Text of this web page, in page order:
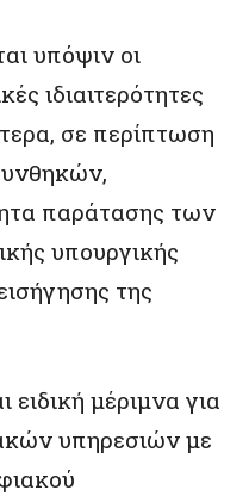
υπόψιν οι
ιδιαιτερότητες
σε περίπτωση
παράτασης των
υπουργικής
της
μέριμνα για
υπηρεσιών με